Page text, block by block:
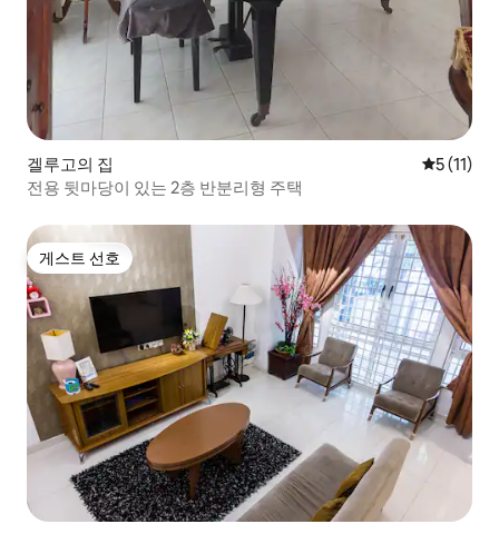
겔루고의 집 평점 5점
5 (11)
전용 뒷마당이 있는 2층 반분리형 주택
게스트 선호
게스트 선호